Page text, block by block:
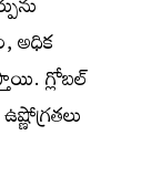
అధిక
గ్లోబల్